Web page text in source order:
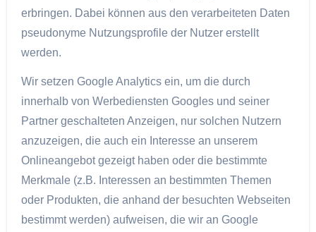
erbringen. Dabei können aus den verarbeiteten Daten
pseudonyme Nutzungsprofile der Nutzer erstellt
werden.
Wir setzen Google Analytics ein, um die durch
innerhalb von Werbediensten Googles und seiner
Partner geschalteten Anzeigen, nur solchen Nutzern
anzuzeigen, die auch ein Interesse an unserem
Onlineangebot gezeigt haben oder die bestimmte
Merkmale (z.B. Interessen an bestimmten Themen
oder Produkten, die anhand der besuchten Webseiten
bestimmt werden) aufweisen, die wir an Google